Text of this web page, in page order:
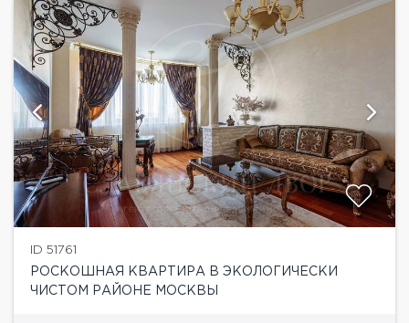
ID 51761
РОСКОШНАЯ КВАРТИРА В ЭКОЛОГИЧЕСКИ
ЧИСТОМ РАЙОНЕ МОСКВЫ